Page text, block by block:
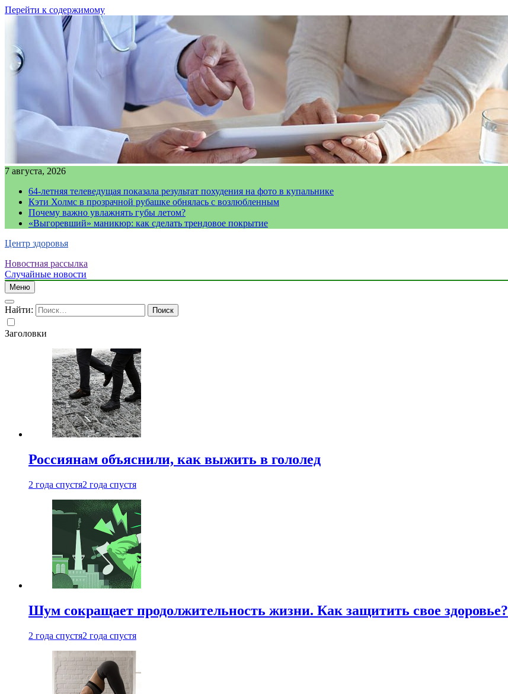
Перейти к содержимому
7 августа, 2026
64-летняя телеведущая показала результат похудения на фото в купальнике
Кэти Холмс в прозрачной рубашке обнялась с возлюбленным
Почему важно увлажнять губы летом?
«Выгоревший» маникюр: как сделать трендовое покрытие
Центр здоровья
Новостная рассылка
Случайные новости
Меню
Найти:
Заголовки
Россиянам объяснили, как выжить в гололед
2 года спустя2 года спустя
Шум сокращает продолжительность жизни. Как защитить свое здоровье?
2 года спустя2 года спустя